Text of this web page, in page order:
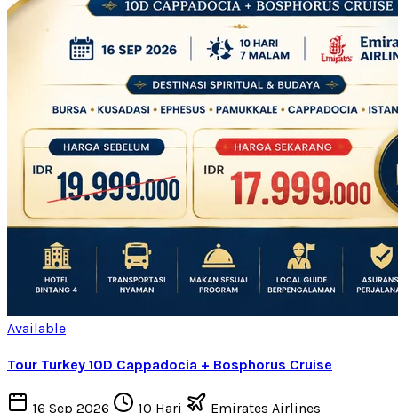
Available
Tour Turkey 10D Cappadocia + Bosphorus Cruise
16 Sep 2026 10 Hari Emirates Airlines